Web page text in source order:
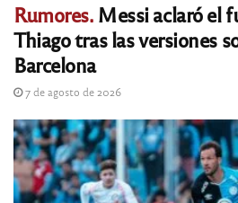
Rumores.Messi aclaró el
Thiago tras las versiones
Barcelona
7 de agosto de 2026